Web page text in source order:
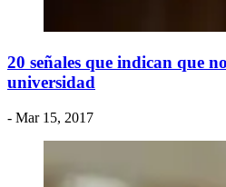
20 señales que indican que
universidad
- Mar 15, 2017